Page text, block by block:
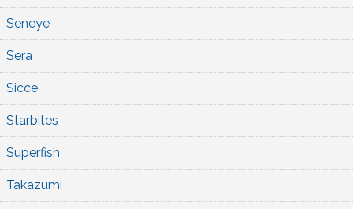
Seneye
Sera
Sicce
Starbites
Superfish
Takazumi